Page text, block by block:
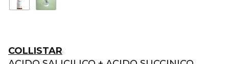
COLLISTAR